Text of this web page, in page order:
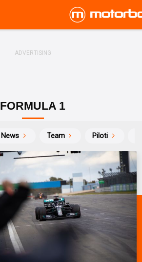
FORMULA 1
News Team Piloti